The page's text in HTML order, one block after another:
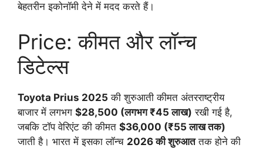
बेहतरीन इकोनॉमी देने में मदद करते हैं।
Price: कीमत और लॉन्च
डिटेल्स
Toyota Prius 2025 की शुरुआती कीमत अंतरराष्ट्रीय
बाजार में लगभग $28,500 (लगभग ₹45 लाख) रखी गई है,
जबकि टॉप वेरिएंट की कीमत $36,000 (₹55 लाख तक)
जाती है। भारत में इसका लॉन्च 2026 की शुरुआततक होने की